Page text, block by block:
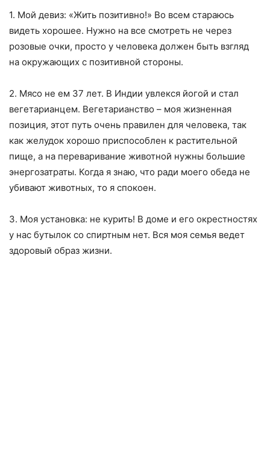
1. Мой девиз: «Жить позитивно!» Во всем стараюсь
видеть хорошее. Нужнo на все смотреть не через
розовые очки, просто у человека должен быть взгляд
на окружающих с позитивной стороны.
2. Мясо не ем 37 лет. В Индии увлекся йогой и стал
вегетарианцем. Вегетарианство – моя жизненная
позиция, этот путь очень правилен для человека, так
как желудок хорошо приспособлен к растительной
пище, а на переваривание животной нужны большие
энергозатраты. Когда я знаю, что ради моего обеда не
убивают животных, то я спокоен.
3. Моя установка: не куpить! В доме и его окрестностях
у нас бутылок со спиртным нет. Вся моя семья ведет
здоровый образ жизни.